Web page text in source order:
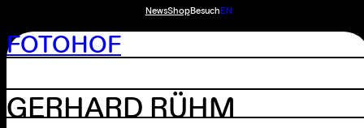
NewsShopBesuchEN
FOTOHOF
GERHARD RÜHM